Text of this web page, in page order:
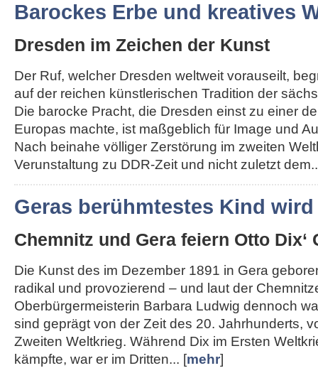
Barockes Erbe und kreatives
Dresden im Zeichen der Kunst
Der Ruf, welcher Dresden weltweit vorauseilt,
auf der reichen künstlerischen Tradition der
Die barocke Pracht, die Dresden einst zu einer
Europas machte, ist maßgeblich für Image und
Nach beinahe völliger Zerstörung im zweiten
Verunstaltung zu DDR-Zeit und nicht zuletzt
Geras berühmtestes Kind wird
Chemnitz und Gera feiern Otto Dix‘
Die Kunst des im Dezember 1891 in Gera
radikal und provozierend – und laut der
Oberbürgermeisterin Barbara Ludwig dennoch
sind geprägt von der Zeit des 20. Jahrhunderts,
Zweiten Weltkrieg. Während Dix im Ersten
kämpfte, war er im Dritten... [mehr]